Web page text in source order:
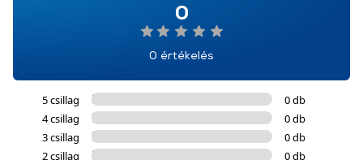
0
0 értékelés
5 csillag
0 db
4 csillag
0 db
3 csillag
0 db
2 csillag
0 db